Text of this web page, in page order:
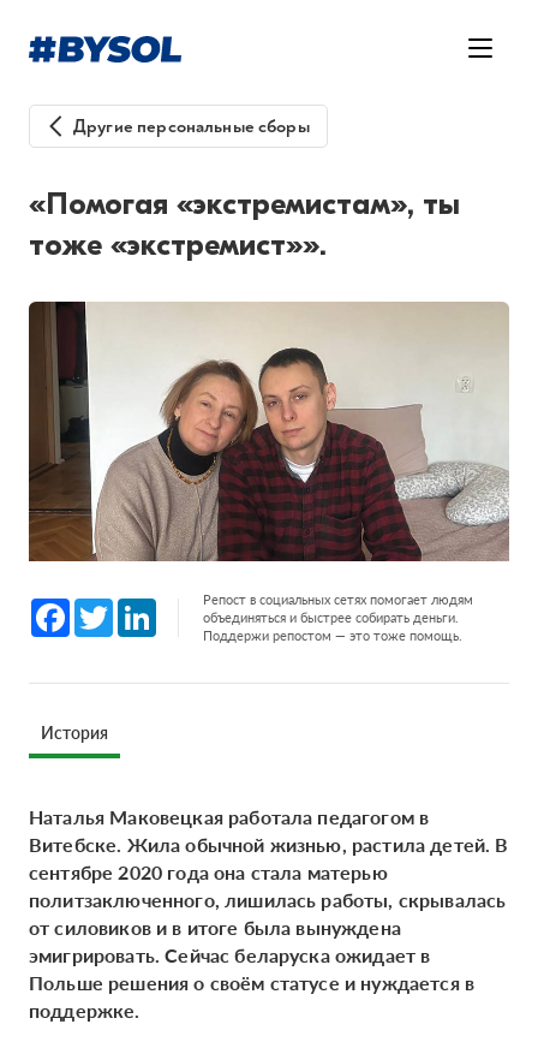
Другие персональные сборы
«Помогая «экстремистам», ты
тоже «экстремист»».
Facebook
Twitter LinkedInРепост в социальных сетях помогает людям
объединяться и быстрее собирать деньги.
Поддержи репостом — это тоже помощь.
История
Наталья Маковецкая работала педагогом в
Витебске. Жила обычной жизнью, растила детей. В
сентябре 2020 года она стала матерью
политзаключенного, лишилась работы, скрывалась
от силовиков и в итоге была вынуждена
эмигрировать. Сейчас беларуска ожидает в
Польше решения о своём статусе и нуждается в
поддержке.